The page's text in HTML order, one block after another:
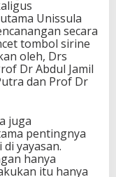
Unissula
secara
tombol sirine
oleh, Drs
Dr Abdul Jamil
dan Prof Dr
juga
pentingnya
yayasan.
hanya
itu hanya